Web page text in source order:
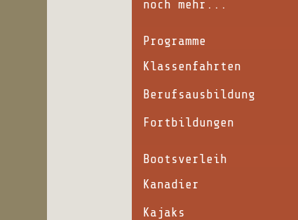
noch mehr...
Programme
Klassenfahrten
Berufsausbildung
Fortbildungen
Bootsverleih
Kanadier
Kajaks